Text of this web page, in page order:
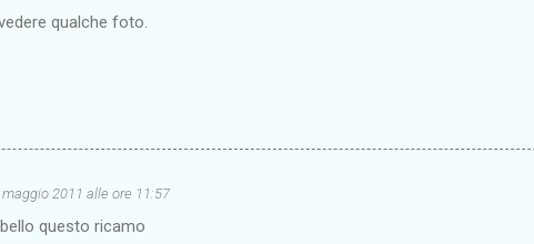
qualche foto.
maggio 2011 alle ore 11:57
questo ricamo